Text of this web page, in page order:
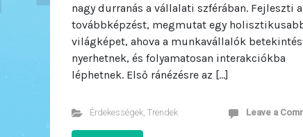
nagy durranás a vállalati szférában. Fejleszti a
továbbképzést, megmutat egy
világképet, ahova a munkavállalók
nyerhetnek, és folyamatosan interakciókba
léphetnek. Első ránézésre az […]
Érdekességek, Trendek Leave a